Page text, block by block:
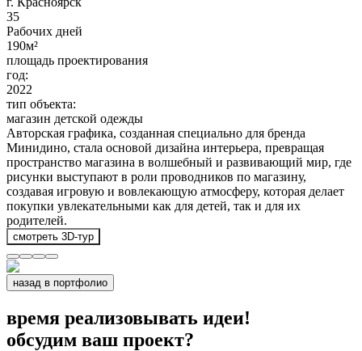
35
Рабочих дней
190м²
площадь проектирования
год:
2022
тип объекта:
магазин детской одежды
Авторская графика, созданная специально для бренда
Минидино, стала основой дизайна интерьера, превращая
пространство магазина в волшебный и развивающий мир, где
рисунки выступают в роли проводников по магазину,
создавая игровую и вовлекающую атмосферу, которая делает
покупки увлекательными как для детей, так и для их
родителей.
смотреть 3D-тур
назад в портфолио
время реализовывать идеи!
обсудим ваш проект?